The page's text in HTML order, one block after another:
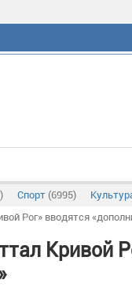
Спорт (6995)
Рог» вводятся
Кривой